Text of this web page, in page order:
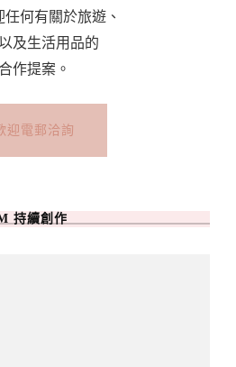
任何有關於旅遊、
及生活用品的
作提案。
迎電郵洽詢
持續創作